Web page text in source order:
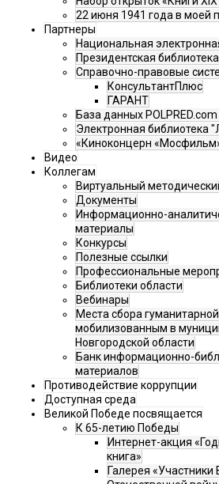
22 июня 1941 года в моей
Партнеры
Национальная
Президентская
Справочно-правовые
КонсультантПлюс
ГАРАНТ
База данных
Электронная библиотека
«Киноконцерн
Видео
Коллегам
Виртуальный
Документы
Информационно-
материалы
Конкурсы
Полезные ссылки
Профессиональные
Библиотеки области
Вебинары
Места сбора
мобилизованным в
Новгородской области
Банк информационно-
материалов
Противодействие коррупции
Доступная среда
Великой Победе посвящается
К 65-летию Победы
Интернет-акция
книга»
Галерея «Участники